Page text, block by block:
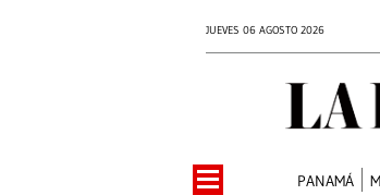
JUEVES 06 AGOSTO 2026
PANAMÁ